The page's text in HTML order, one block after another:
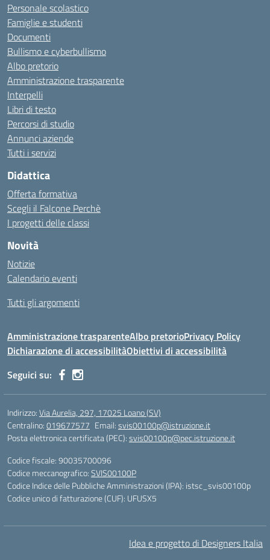
Personale scolastico
Famiglie e studenti
Documenti
Bullismo e cyberbullismo
Albo pretorio
Amministrazione trasparente
Interpelli
Libri di testo
Percorsi di studio
Annunci aziende
Tutti i servizi
Didattica
Offerta formativa
Scegli il Falcone Perchè
I progetti delle classi
Novità
Notizie
Calendario eventi
Tutti gli argomenti
Amministrazione trasparenteAlbo pretorioPrivacy Policy
Dichiarazione di accessibilitàObiettivi di accessibilità
Seguici su:
Indirizzo:Via Aurelia, 297, 17025 Loano (SV)
Centralino:019677577 Email:svis00100p@istruzione.it
Posta elettronica certificata (PEC):svis00100p@pec.istruzione.it
Codice fiscale: 90035700096
Codice meccanografico:SVIS00100P
Codice Indice delle Pubbliche Amministrazioni (IPA): istsc_svis00100p
Codice unico di fatturazione (CUF): UFUSX5
Idea e progetto di Designers Italia